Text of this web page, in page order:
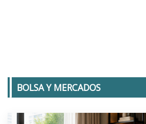
BOLSA Y MERCADOS